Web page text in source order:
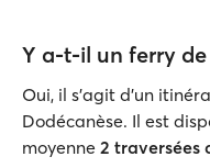
Y a-t-il un ferry de
Oui, il s'agit d'un
Dodécanèse. Il est
moyenne 2 traversées